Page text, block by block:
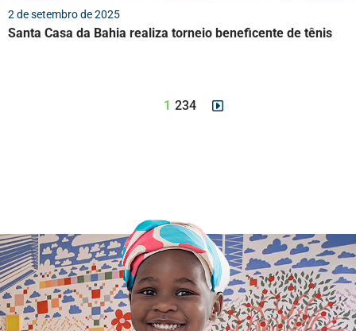
2 de setembro de 2025
Santa Casa da Bahia realiza torneio beneficente de tênis
1 234